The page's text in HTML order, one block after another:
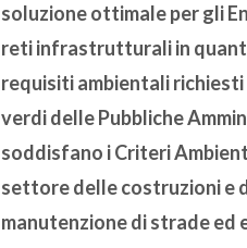
soluzione ottimale per gli
reti infrastrutturali in
requisiti ambientali
verdi delle Pubbliche
soddisfano iCriteri
settore delle costruzioni e
manutenzione di strade ed